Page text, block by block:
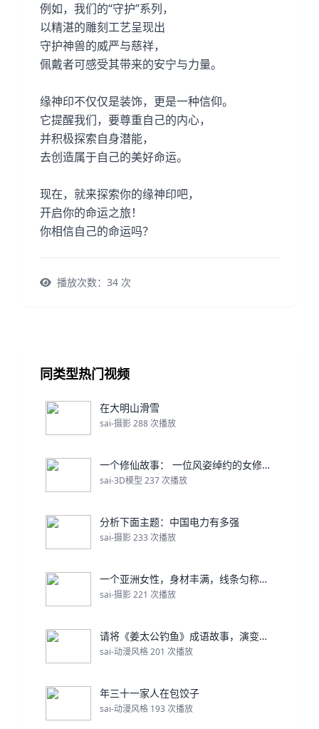
例如，我们的“守护”系列，
以精湛的雕刻工艺呈现出
守护神兽的威严与慈祥，
佩戴者可感受其带来的安宁与力量。
缘神印不仅仅是装饰，更是一种信仰。
它提醒我们，要尊重自己的内心，
并积极探索自身潜能，
去创造属于自己的美好命运。
现在，就来探索你的缘神印吧，
开启你的命运之旅！
你相信自己的命运吗？
播放次数： 34 次
同类型热门视频
在大明山滑雪
sai-摄影 288 次播放
一个修仙故事： 一位风姿绰约的女修，名：曦瑶，她一
sai-3D模型 237 次播放
分析下面主题：中国电力有多强
sai-摄影 233 次播放
一个亚洲女性，身材丰满，线条匀称，穿着白色瑜伽服在
sai-摄影 221 次播放
请将《姜太公钓鱼》成语故事，演变成1分钟的动画视频
sai-动漫风格 201 次播放
年三十一家人在包饺子
sai-动漫风格 193 次播放